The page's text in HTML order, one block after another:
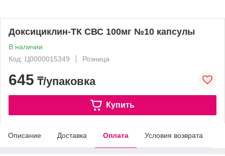
Доксициклин-ТК СВС 100мг №10 капсулы
В наличии
Код: Ц0000015349
Розница
645 ₸/упаковка
Купить
Описание Доставка Оплата Условия возврата